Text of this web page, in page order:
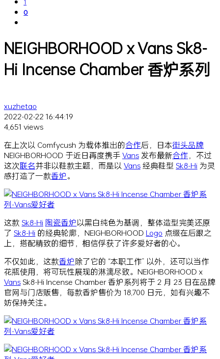
1
0
NEIGHBORHOOD x Vans Sk8-
Hi Incense Chamber 香炉系列
xuzhetao
2022-02-22 16:44:19
4,651 views
在上次以 Comfycush 为载体推出的合作后，日本街头品牌
NEIGHBORHOOD 于近日再度携手Vans 发布最新合作 ，不过
这次联名并非以鞋款主题，而是以 Vans经典鞋型 Sk8-Hi 为灵
感打造了一款香炉。
这款 Sk8-Hi 陶瓷香炉以黑白纯色为基调，整体造型完美还原
了 Sk8-Hi 的经典轮廓，NEIGHBORHOOD Logo 点缀在后跟之
上，搭配精致的细节，相信俘获了许多爱好者的心。
不仅如此，这款香炉除了它的 “本职工作” 以外，还可以当作
花瓶使用，将可玩性展现的淋漓尽致。NEIGHBORHOOD x
VansSk8-Hi Incense Chamber 香炉系列将于 2 月 23 日在品牌
官网与门店贩售，每款香炉售价为 18,700 日元，如有兴趣不
妨保持关注。